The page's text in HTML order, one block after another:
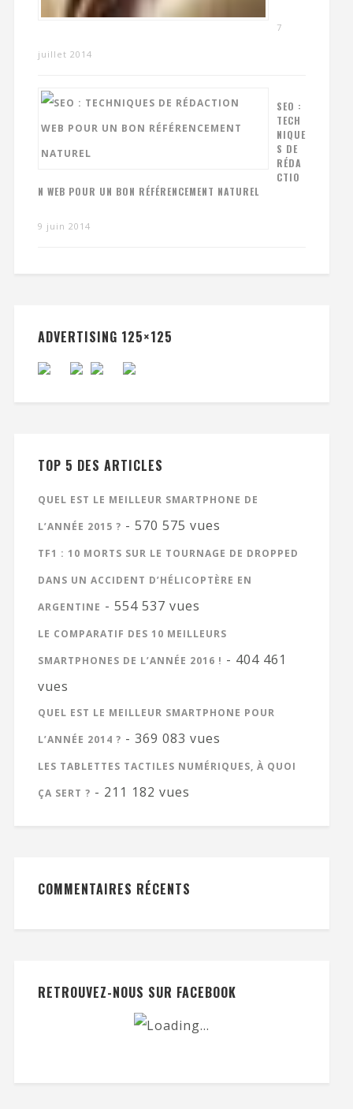
7
juillet 2014
SEO :
TECH
NIQUE
S DE
RÉDA
CTIO
N WEB POUR UN BON RÉFÉRENCEMENT NATUREL
9 juin 2014
ADVERTISING 125×125
TOP 5 DES ARTICLES
QUEL EST LE MEILLEUR SMARTPHONE DE
L’ANNÉE 2015 ? - 570 575 vues
TF1 : 10 MORTS SUR LE TOURNAGE DE DROPPED
DANS UN ACCIDENT D’HÉLICOPTÈRE EN
ARGENTINE - 554 537 vues
LE COMPARATIF DES 10 MEILLEURS
SMARTPHONES DE L’ANNÉE 2016 ! - 404 461
vues
QUEL EST LE MEILLEUR SMARTPHONE POUR
L’ANNÉE 2014 ? - 369 083 vues
LES TABLETTES TACTILES NUMÉRIQUES, À QUOI
ÇA SERT ? - 211 182 vues
COMMENTAIRES RÉCENTS
RETROUVEZ-NOUS SUR FACEBOOK